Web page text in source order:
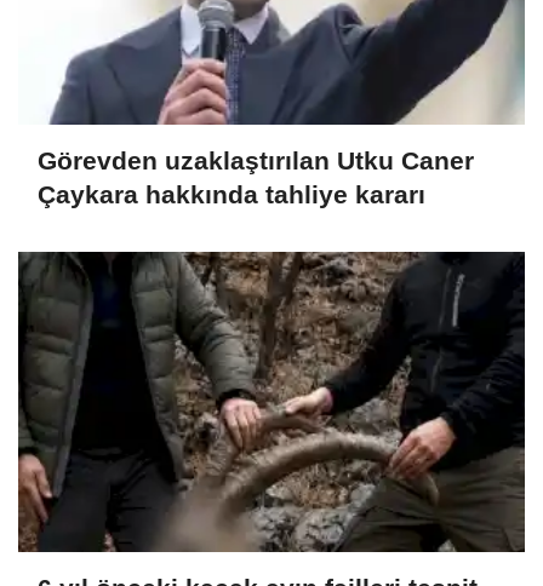
Görevden uzaklaştırılan Utku Caner
Çaykara hakkında tahliye kararı